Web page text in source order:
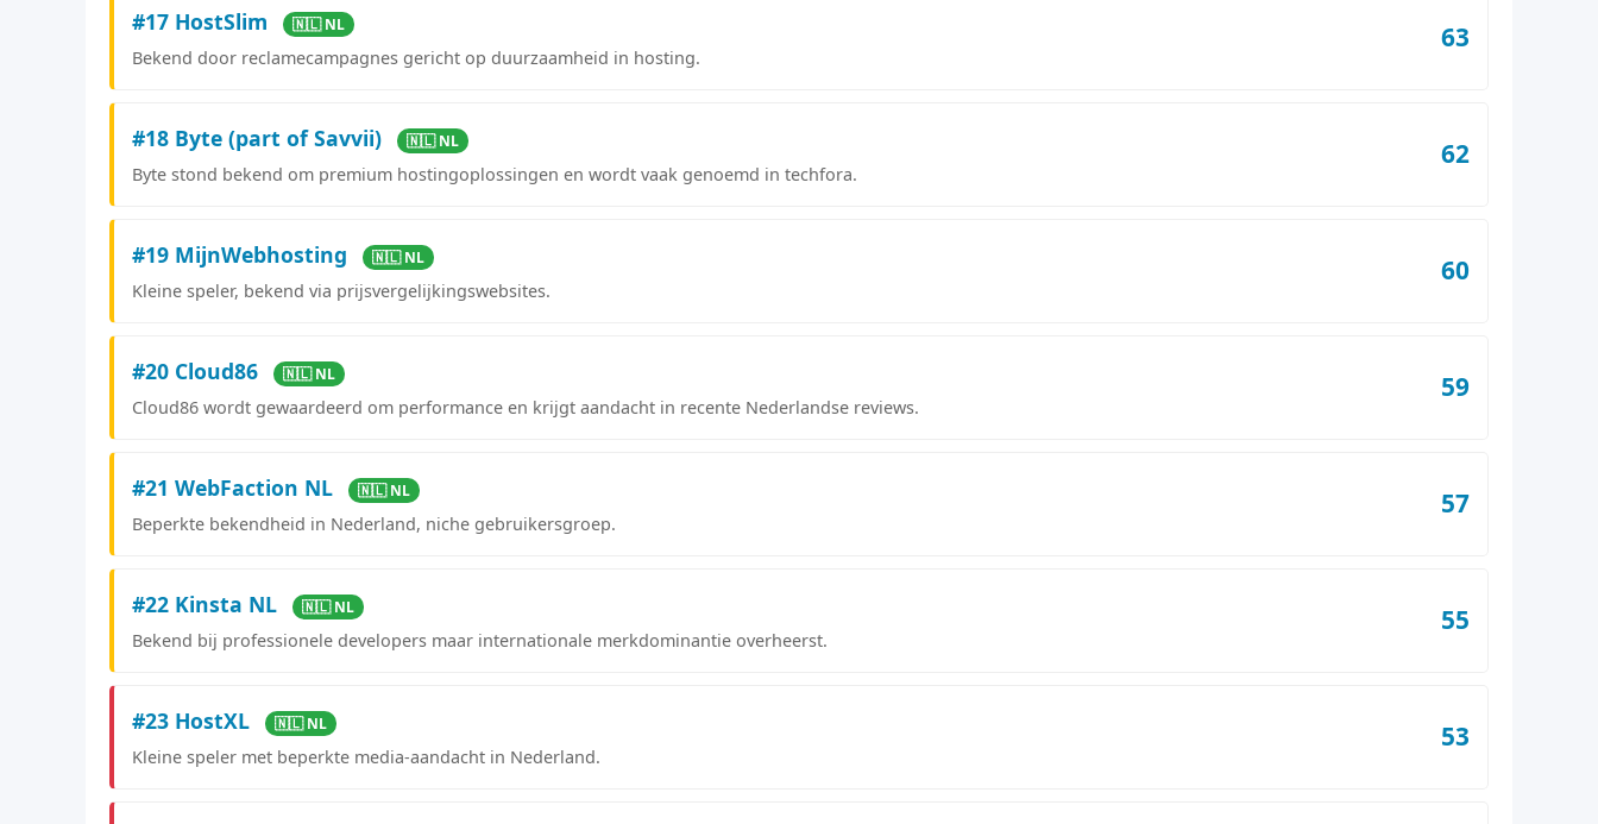
#17 HostSlim 🇳🇱 NL
Bekend door reclamecampagnes gericht op duurzaamheid in hosting.
63
#18 Byte (part of Savvii) 🇳🇱 NL
Byte stond bekend om premium hostingoplossingen en wordt vaak genoemd in techfora.
62
#19 MijnWebhosting 🇳🇱 NL
Kleine speler, bekend via prijsvergelijkingswebsites.
60
#20 Cloud86 🇳🇱 NL
Cloud86 wordt gewaardeerd om performance en krijgt aandacht in recente Nederlandse reviews.
59
#21 WebFaction NL 🇳🇱 NL
Beperkte bekendheid in Nederland, niche gebruikersgroep.
57
#22 Kinsta NL 🇳🇱 NL
Bekend bij professionele developers maar internationale merkdominantie overheerst.
55
#23 HostXL 🇳🇱 NL
Kleine speler met beperkte media-aandacht in Nederland.
53